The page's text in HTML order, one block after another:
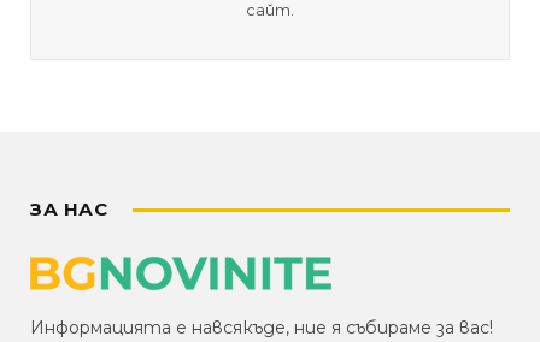
сайт.
ЗА НАС
Информацията е навсякъде, ние я събираме за вас!